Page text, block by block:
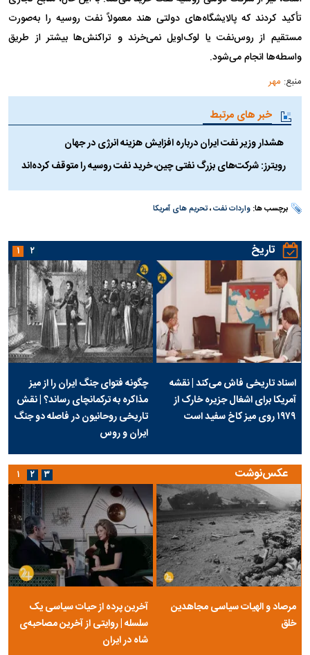
تأکید کردند که پالایشگاه‌های دولتی هند معمولاً نفت روسیه را به‌صورت
مستقیم از روس‌نفت یا لوک‌اویل نمی‌خرند و تراکنش‌ها بیشتر از طریق
واسطه‌ها انجام می‌شود.
منبع: مهر
خبر های مرتبط
هشدار وزیر نفت ایران درباره افزایش هزینه انرژی در جهان
رویترز: شرکت‌های بزرگ نفتی چین، خرید نفت روسیه را متوقف کرده‌اند
برچسب ها:واردات نفت،تحریم های آمریکا
تاریخ
اسناد تاریخی فاش می‌کند | نقشه
آمریکا برای اشغال جزیره خارک از
۱۹۷۹ روی میز کاخ سفید است
چگونه فتوای جنگ ایران را از میز
مذاکره به ترکمانچای رساند؟ | نقش
تاریخی روحانیون در فاصله دو جنگ
ایران و روس
۱ ۲
عکس‌نوشت
مرصاد و الهیات سیاسی مجاهدین
خلق
آخرین پرده از حیات سیاسی یک
سلسله | روایتی از آخرین مصاحبه‌ی
شاه در ایران
۱ ۲ ۳